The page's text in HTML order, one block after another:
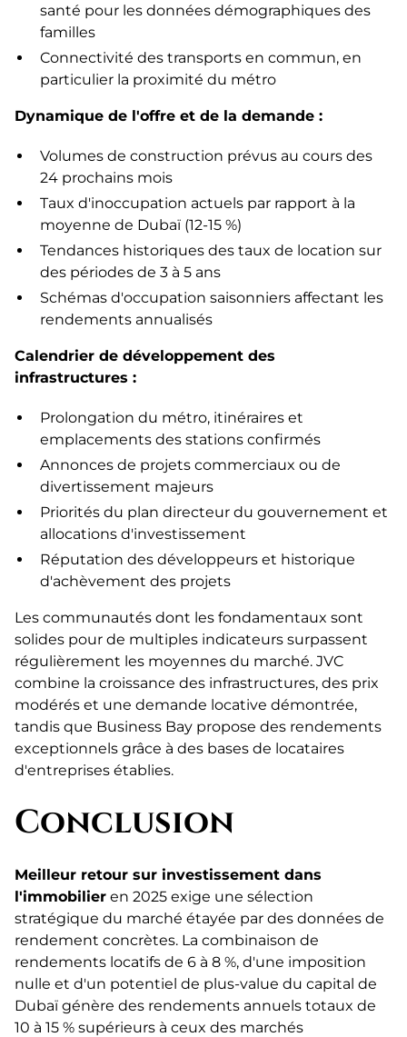
santé pour les données démographiques des
familles
Connectivité des transports en commun, en
particulier la proximité du métro
Dynamique de l'offre et de la demande :
Volumes de construction prévus au cours des
24 prochains mois
Taux d'inoccupation actuels par rapport à la
moyenne de Dubaï (12-15 %)
Tendances historiques des taux de location sur
des périodes de 3 à 5 ans
Schémas d'occupation saisonniers affectant les
rendements annualisés
Calendrier de développement des
infrastructures :
Prolongation du métro, itinéraires et
emplacements des stations confirmés
Annonces de projets commerciaux ou de
divertissement majeurs
Priorités du plan directeur du gouvernement et
allocations d'investissement
Réputation des développeurs et historique
d'achèvement des projets
Les communautés dont les fondamentaux sont
solides pour de multiples indicateurs surpassent
régulièrement les moyennes du marché. JVC
combine la croissance des infrastructures, des prix
modérés et une demande locative démontrée,
tandis que Business Bay propose des rendements
exceptionnels grâce à des bases de locataires
d'entreprises établies.
Conclusion
Meilleur retour sur investissement dans
l'immobilier en 2025 exige une sélection
stratégique du marché étayée par des données de
rendement concrètes. La combinaison de
rendements locatifs de 6 à 8 %, d'une imposition
nulle et d'un potentiel de plus-value du capital de
Dubaï génère des rendements annuels totaux de
10 à 15 % supérieurs à ceux des marchés